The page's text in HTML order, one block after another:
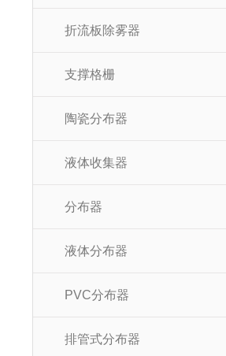
折流板除雾器
支撑格栅
陶瓷分布器
液体收集器
分布器
液体分布器
PVC分布器
排管式分布器